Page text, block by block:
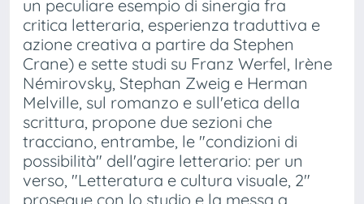
un peculiare esempio di sinergia fra
critica letteraria, esperienza traduttiva e
azione creativa a partire da Stephen
Crane) e sette studi su Franz Werfel, Irène
Némirovsky, Stephan Zweig e Herman
Melville, sul romanzo e sull'etica della
scrittura, propone due sezioni che
tracciano, entrambe, le "condizioni di
possibilità" dell'agire letterario: per un
verso, "Letteratura e cultura visuale, 2"
prosegue con lo studio e la messa a